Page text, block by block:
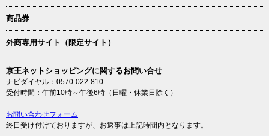
商品券
外商専用サイト（限定サイト）
京王ネットショッピングに関するお問い合せ
ナビダイヤル：0570-022-810
受付時間：午前10時～午後6時（日曜・休業日除く）
お問い合わせフォーム
終日受け付けておりますが、お返事は上記時間内となります。